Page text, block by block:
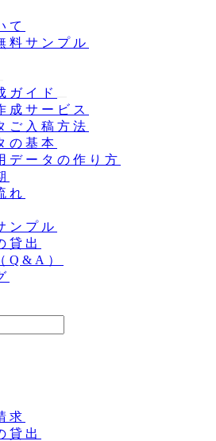
て
料サンプル
ガイド
成サービス
ご入稿方法
の基本
データの作り方
れ
ンプル
貸出
Q&A）
求
貸出